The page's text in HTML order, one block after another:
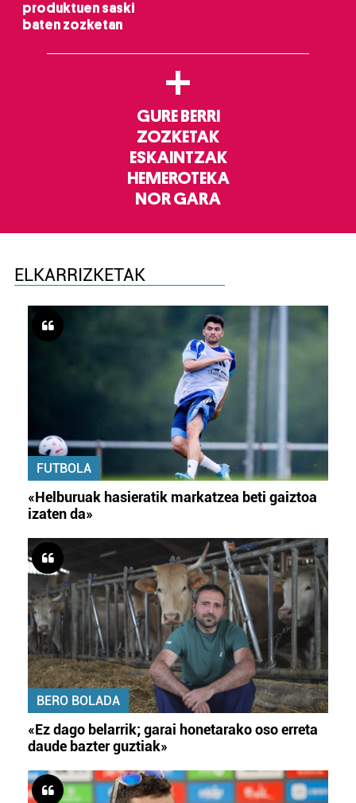
produktuen saski
baten zozketan
+
GURE BERRI
ZOZKETAK
ESKAINTZAK
HEMEROTEKA
NOR GARA
ELKARRIZKETAK
FUTBOLA
«Helburuak hasieratik markatzea beti gaiztoa
izaten da»
BERO BOLADA
«Ez dago belarrik; garai honetarako oso erreta
daude bazter guztiak»